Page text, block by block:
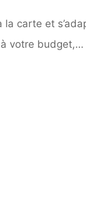
carte et
votre budget,…